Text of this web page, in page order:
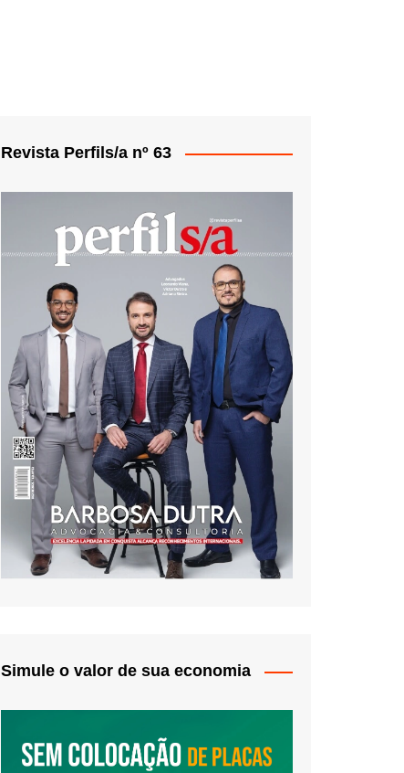
Revista Perfils/a nº 63
Simule o valor de sua economia